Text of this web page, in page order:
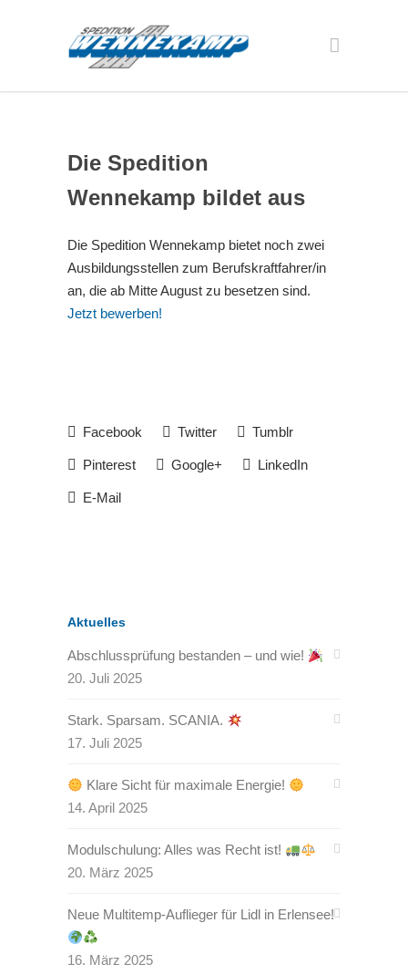
Die Spedition
Wennekamp bildet aus
Die Spedition Wennekamp bietet noch zwei
Ausbildungsstellen zum Berufskraftfahrer/in
an, die ab Mitte August zu besetzen sind.
Jetzt bewerben!
Facebook Twitter Tumblr
Pinterest Google+ LinkedIn
E-Mail
Aktuelles
Abschlussprüfung bestanden – und wie!
20. Juli 2025
Stark. Sparsam. SCANIA.
17. Juli 2025
Klare Sicht für maximale Energie!
14. April 2025
Modulschulung: Alles was Recht ist!
20. März 2025
Neue Multitemp-Auflieger für Lidl in Erlensee!
16. März 2025